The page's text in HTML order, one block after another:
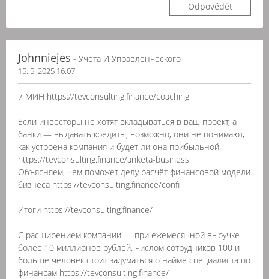
Odpovědět
Johnniejes - Учета И Управленческого
15. 5. 2025 16:07
7 МИН https://tevconsulting.finance/coaching
Если инвесторы не хотят вкладываться в ваш проект, а
банки — выдавать кредиты, возможно, они не понимают,
как устроена компания и будет ли она прибыльной
https://tevconsulting.finance/anketa-business
Объясняем, чем поможет делу расчёт финансовой модели
бизнеса https://tevconsulting.finance/confi
Итоги https://tevconsulting.finance/
С расширением компании — при ежемесячной выручке
более 10 миллионов рублей, числом сотрудников 100 и
больше человек стоит задуматься о найме специалиста по
финансам https://tevconsulting.finance/